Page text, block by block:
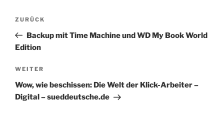
Beitragsnavigation
Vorheriger
Beitrag
ZURÜCK
Backup mit Time Machine und WD My Book World
Edition
Nächster
Beitrag
WEITER
Wow, wie beschissen: Die Welt der Klick-Arbeiter –
Digital – sueddeutsche.de